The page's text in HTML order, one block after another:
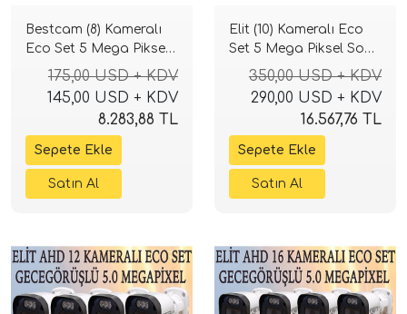
Bestcam (8) Kameralı
Eco Set 5 Mega Piksel
Sony Lensli Full HD
Gece Görüşlü Güvenlik
Kamerası Sistemi
175,00 USD + KDV
145,00 USD + KDV
8.283,88 TL
Elit (10) Kameralı Eco
Set 5 Mega Piksel Sony
Lensli Full HD Gece
Görüşlü Güvenlik
Kamerası Sistemi
350,00 USD + KDV
290,00 USD + KDV
16.567,76 TL